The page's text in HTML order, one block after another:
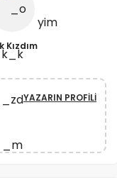
Kızdım
YAZARIN PROFILI